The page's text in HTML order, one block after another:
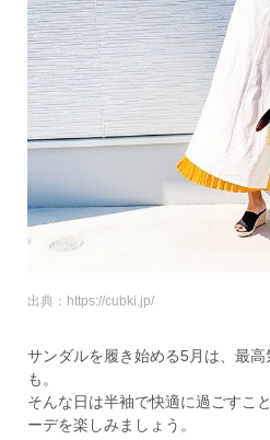
出典：https://cubki.jp/
サンダルを履き始める5月は、最
も。
そんな日は半袖で快適に過ごすこ
ーデを楽しみましょう。